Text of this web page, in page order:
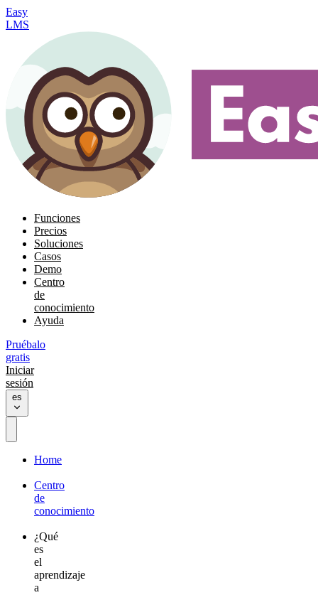
Easy
LMS
Funciones
Precios
Soluciones
Casos
Demo
Centro
de
conocimiento
Ayuda
Pruébalo
gratis
Iniciar
sesión
es
Home
Centro
de
conocimiento
¿Qué
es
el
aprendizaje
a